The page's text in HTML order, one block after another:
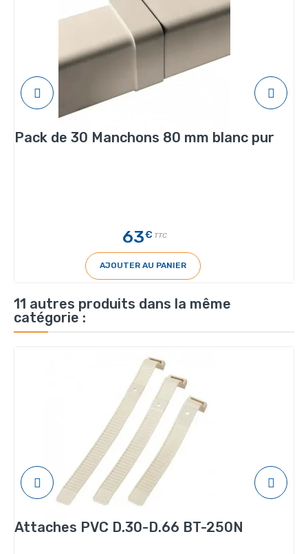
Pack de 30 Manchons 80 mm blanc pur
63€ TTC
AJOUTER AU PANIER
11 autres produits dans la même
catégorie :
Attaches PVC D.30-D.66 BT-250N